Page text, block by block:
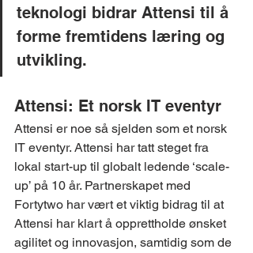
teknologi bidrar Attensi til å
forme fremtidens læring og
utvikling.
Attensi: Et norsk IT eventyr
Attensi er noe så sjelden som et norsk
IT eventyr. Attensi har tatt steget fra
lokal start-up til globalt ledende ‘scale-
up’ på 10 år. Partnerskapet med
Fortytwo har vært et viktig bidrag til at
Attensi har klart å opprettholde ønsket
agilitet og innovasjon, samtidig som de